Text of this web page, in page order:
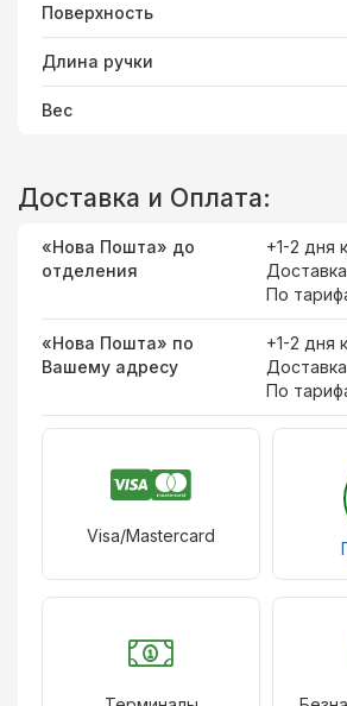
Поверхность
Длина ручки
Вес
Доставка и Оплата:
«Нова Пошта» до
отделения
+1-2 дня
Доставка
По
«Нова Пошта» по
Вашему адресу
+1-2 дня
По
Visa/Mastercard